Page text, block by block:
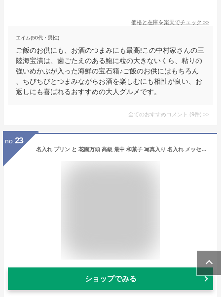
価格と在庫を楽天でチェック >>
エイム(50代・男性)
ご飯のお供にも、お酒のつまみにも最高!この中村家さんの三
陸海宝漬は、歯ごたえのある鮑に粒の大きないくら、粘りの
強いめかぶが入った海鮮の宝石箱♪ご飯のお供にはもちろん
、ちびちびとつまみながらお酒を楽しむにも相性が良い、お
返しにも喜ばれるおすすめの大人グルメです。
全てのおすすめコメント (9件) >
no. 23
名入れ プリン と 花園万頭 高級 最中 和菓子 写真入り 名入れ メッセージカード 送料無料 スイーツ お菓子 ギフト 出産内祝い 出産 出産祝い 内祝い お返し お祝い返し おしゃれ 写真付き カード 内祝い 1歳誕生日 5000円 1万円 半返し(AD)軽 結婚祝 七五三 成人式
ショップでみる